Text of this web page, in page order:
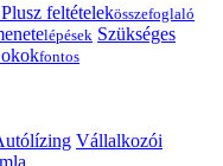
feltételekösszefoglaló
lépések Szükséges
fontos
Vállalkozói